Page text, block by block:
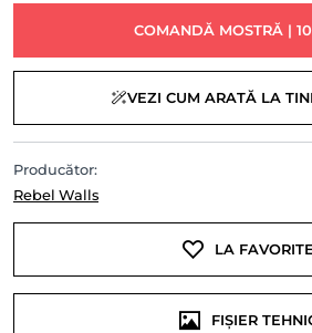
COMANDĂ MOSTRĂ |
VEZI CUM ARATĂ LA
Producător:
Rebel Walls
LA FAVORITE
FIȘIER